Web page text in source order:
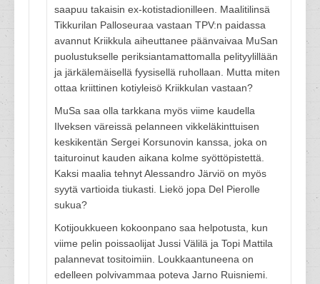
saapuu takaisin ex-kotistadionilleen. Maalitilinsä
Tikkurilan Palloseuraa vastaan TPV:n paidassa
avannut Kriikkula aiheuttanee päänvaivaa MuSan
puolustukselle periksiantamattomalla pelityylillään
ja järkälemäisellä fyysisellä ruhollaan. Mutta miten
ottaa kriittinen kotiyleisö Kriikkulan vastaan?
MuSa saa olla tarkkana myös viime kaudella
Ilveksen väreissä pelanneen vikkeläkinttuisen
keskikentän Sergei Korsunovin kanssa, joka on
taituroinut kauden aikana kolme syöttöpistettä.
Kaksi maalia tehnyt Alessandro Järviö on myös
syytä vartioida tiukasti. Liekö jopa Del Pierolle
sukua?
Kotijoukkueen kokoonpano saa helpotusta, kun
viime pelin poissaolijat Jussi Välilä ja Topi Mattila
palannevat tositoimiin. Loukkaantuneena on
edelleen polvivammaa poteva Jarno Ruisniemi.